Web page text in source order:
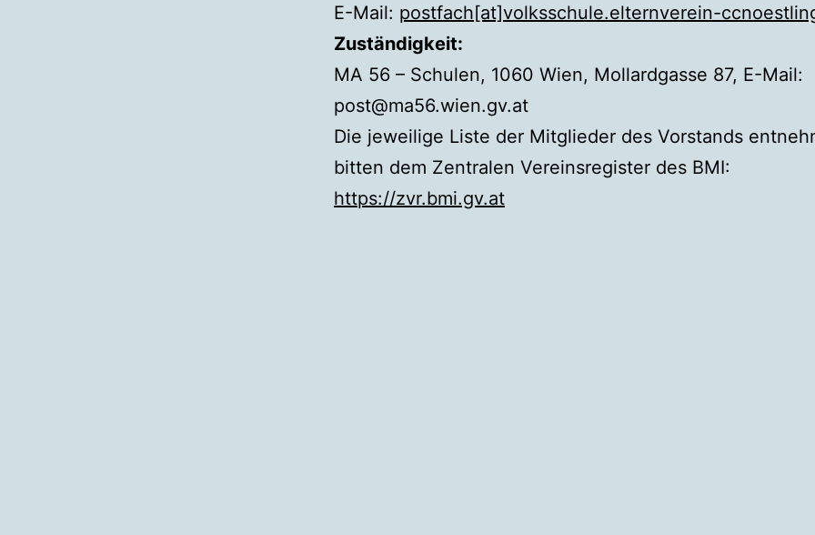
E-Mail: postfach[at]volksschule.elternverein-
Zuständigkeit:
MA 56 – Schulen, 1060 Wien, Mollardgasse 87, E-Mail:
post@ma56.wien.gv.at
Die jeweilige Liste der Mitglieder des Vorstands
bitten dem Zentralen Vereinsregister des BMI:
https://zvr.bmi.gv.at